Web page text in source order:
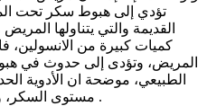
تؤدي إلى هبوط سكر تحت
القديمة والتي يتناولها
كميات كبيرة من الانسولين،
المريض، وتؤدى إلى حدوث في
الطبيعي، موضحة ان الأدوية
مستوى السكر، وبالتالي فان المريض يصوم بأمان .